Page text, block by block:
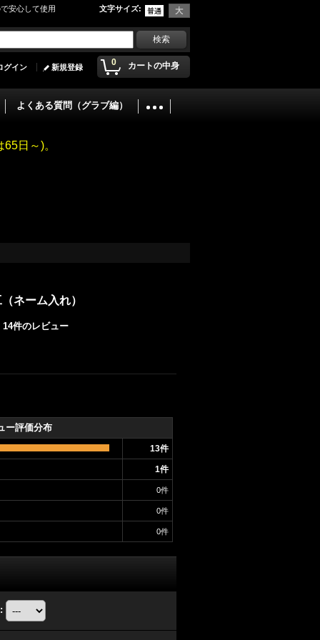
安心して使用 文字サイズ:
0 カートの中身
グイン 新規登録
よくある質問（グラブ編）
日～)。
ネーム入れ）
14件のレビュー
ー評価分布
13件
1件
0件
0件
0件
: